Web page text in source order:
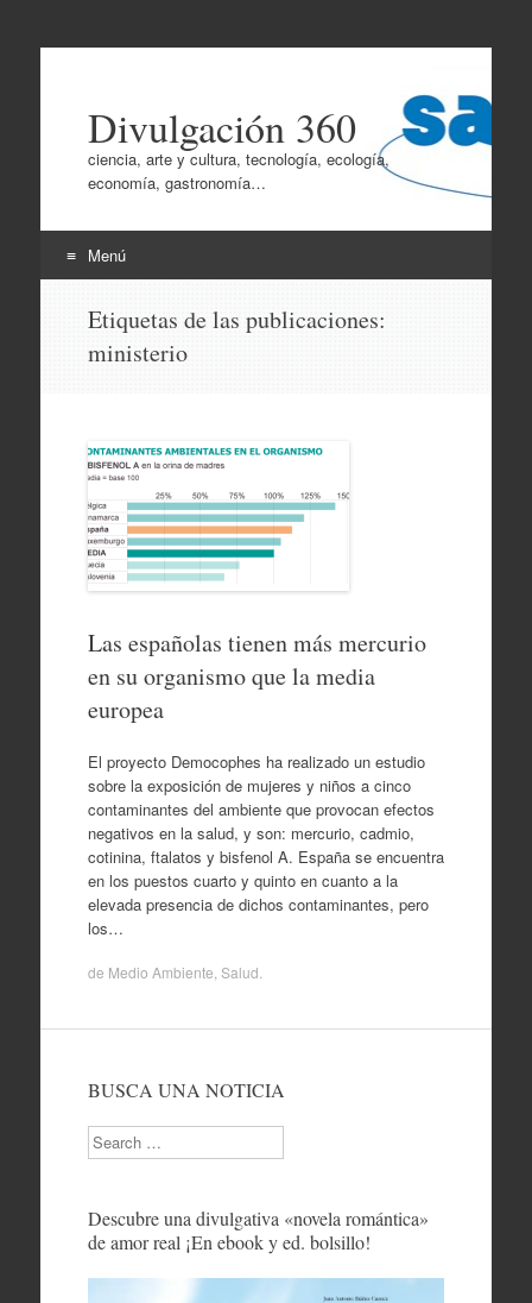
Divulgación 360
ciencia, arte y cultura, tecnología, ecología,
economía, gastronomía…
Menú
contenido
Etiquetas de las publicaciones:
ministerio
Las españolas tienen más mercurio
en su organismo que la media
europea
El proyecto Democophes ha realizado un estudio
sobre la exposición de mujeres y niños a cinco
contaminantes del ambiente que provocan efectos
negativos en la salud, y son: mercurio, cadmio,
cotinina, ftalatos y bisfenol A. España se encuentra
en los puestos cuarto y quinto en cuanto a la
elevada presencia de dichos contaminantes, pero
los…
de Medio Ambiente Salud
BUSCA UNA NOTICIA
Search
Descubre una divulgativa «novela romántica»
de amor real ¡En ebook y ed. bolsillo!